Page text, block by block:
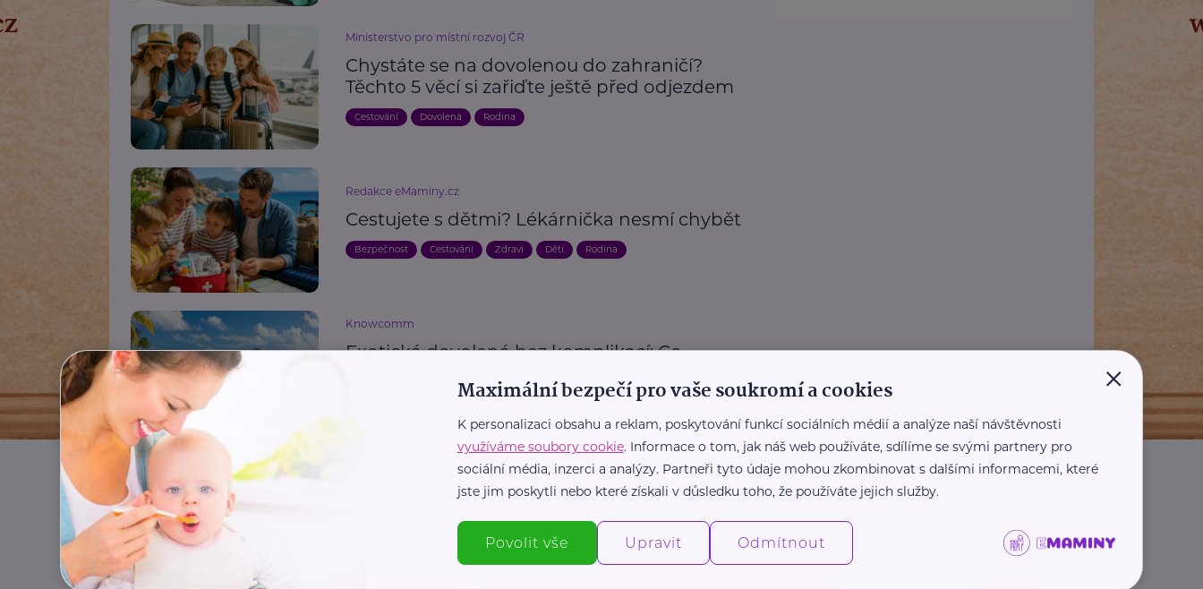
Ministerstvo pro místní rozvoj ČR
Chystáte se na dovolenou do zahraničí?
Těchto 5 věcí si zařiďte ještě před odjezdem
Cestování Dovolená Rodina
Redakce eMaminy.cz
Cestujete s dětmi? Lékárnička nesmí chybět
Bezpečnost Cestování Zdraví Děti Rodina
Knowcomm
Exotická dovolená bez komplikací: Co
Zdraví
Další články
×
Maximální bezpečí pro vaše soukromí a cookies
K personalizaci obsahu a reklam, poskytování funkcí sociálních médií a analýze naší návštěvnosti
využíváme soubory cookie. Informace o tom, jak náš web používáte, sdílíme se svými partnery pro
sociální média, inzerci a analýzy. Partneři tyto údaje mohou zkombinovat s dalšími informacemi, které
jste jim poskytli nebo které získali v důsledku toho, že používáte jejich služby.
Povolit vše Upravit Odmítnout